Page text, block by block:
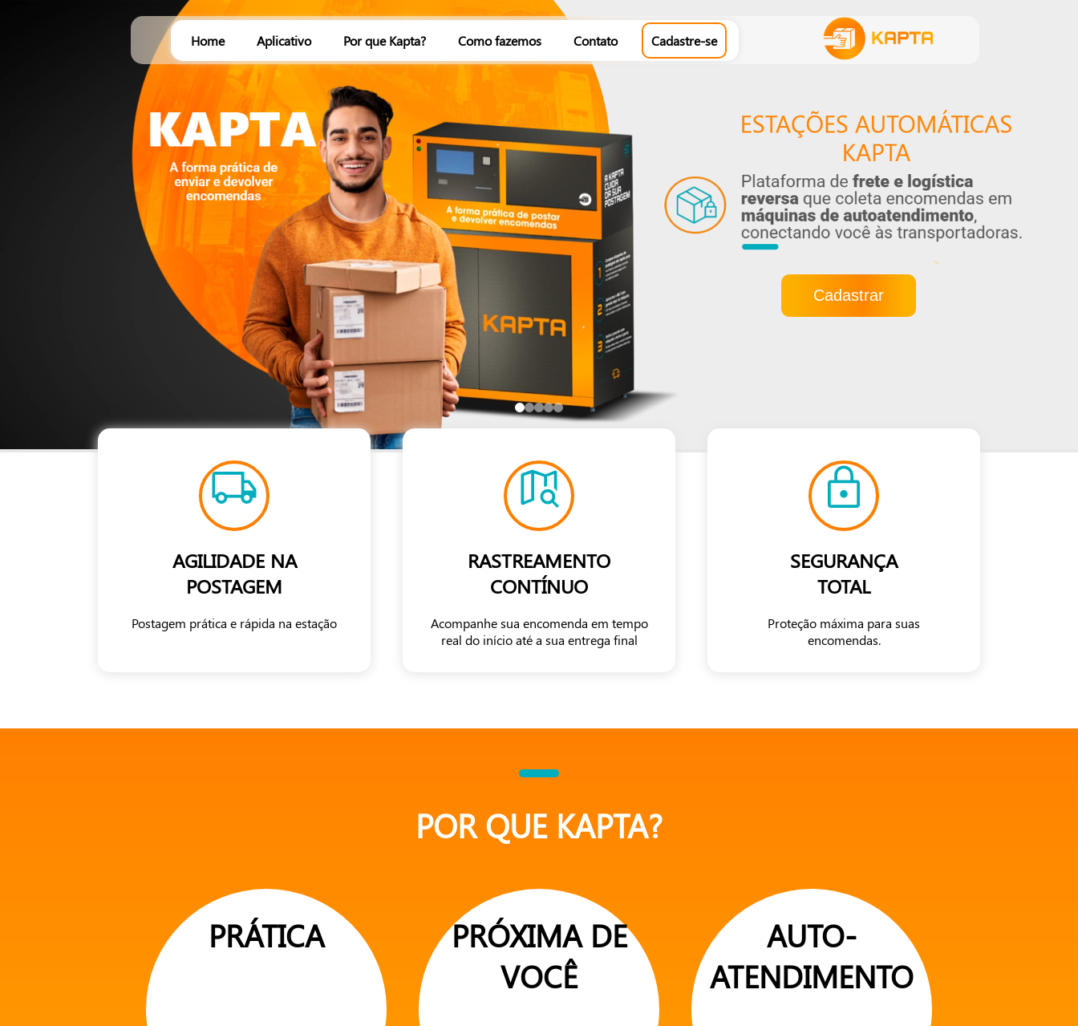
Home Aplicativo Por que Kapta? Como fazemos Contato Cadastre-se
Cadastrar
AGILIDADE NA
POSTAGEM
Postagem prática e rápida na estação
RASTREAMENTO
CONTÍNUO
Acompanhe sua encomenda em tempo
real do início até a sua entrega final
SEGURANÇA
TOTAL
Proteção máxima para suas
encomendas.
POR QUE KAPTA?
PRÁTICA
PRÓXIMA DE
VOCÊ
AUTO-
ATENDIMENTO